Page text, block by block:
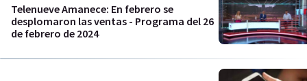
Telenueve Amanece: En febrero se
desplomaron las ventas - Programa del 26
de febrero de 2024